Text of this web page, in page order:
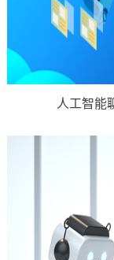
人工智能